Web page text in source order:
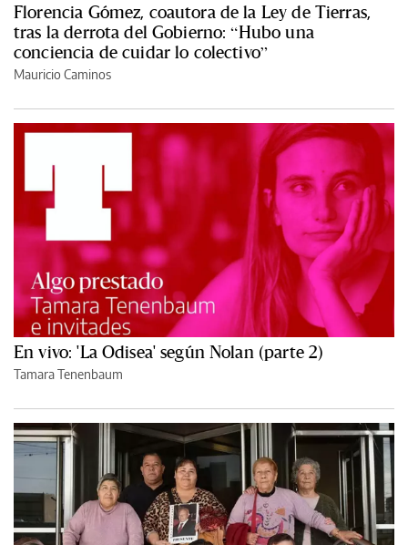
Florencia Gómez, coautora de la Ley de Tierras,
tras la derrota del Gobierno: “Hubo una
conciencia de cuidar lo colectivo”
Mauricio Caminos
En vivo: 'La Odisea' según Nolan (parte 2)
Tamara Tenenbaum